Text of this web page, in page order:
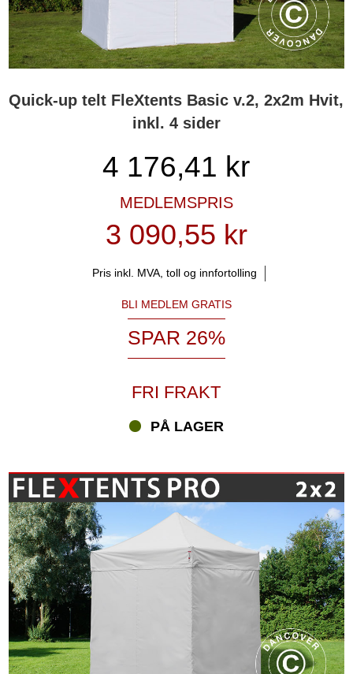
Quick-up telt FleXtents Basic v.2, 2x2m Hvit,
inkl. 4 sider
4 176,41 kr
MEDLEMSPRIS
3 090,55 kr
Pris inkl. MVA, toll og innfortolling
BLI MEDLEM GRATIS
SPAR 26%
FRI FRAKT
PÅ LAGER